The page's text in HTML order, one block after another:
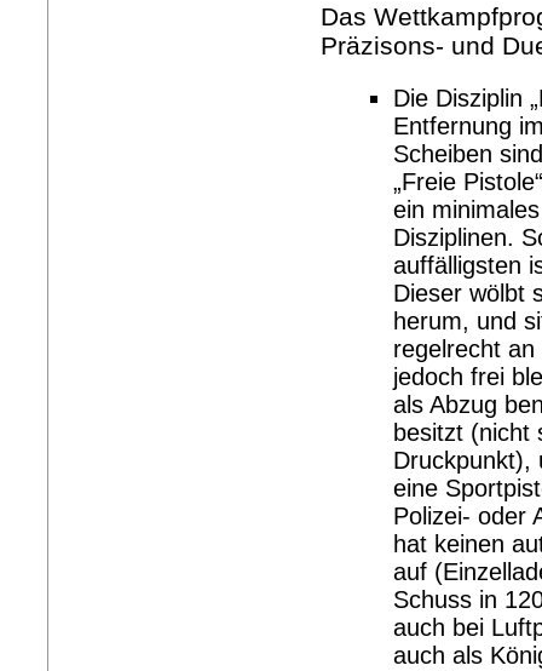
Das
Präzisons- und
Die Disziplin
Entfernung
Scheiben
„Freie
ein
Disziplinen.
auffälligsten
Dieser wölbt
herum, und
regelrecht an
jedoch frei
als Abzug
besitzt (nicht
Druckpunkt),
eine
Polizei- oder
hat keinen
auf
Schuss in
auch bei
auch als